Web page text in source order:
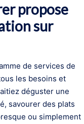
propose
sur
de services de
les besoins et
déguster une
savourer des plats
ou simplement